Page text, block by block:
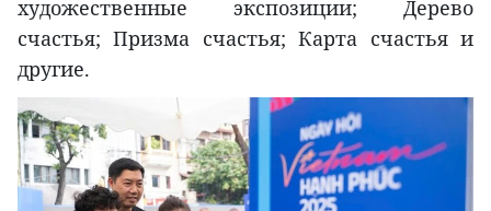
художественные экспозиции; Дерево
счастья; Призма счастья; Карта счастья и
другие.